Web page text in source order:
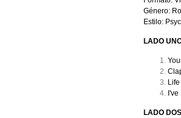
Género:
Estilo:
LADO
LADO DOS